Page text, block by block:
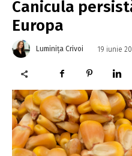
Canicula
Europa
Luminița Crivoi 19 iunie